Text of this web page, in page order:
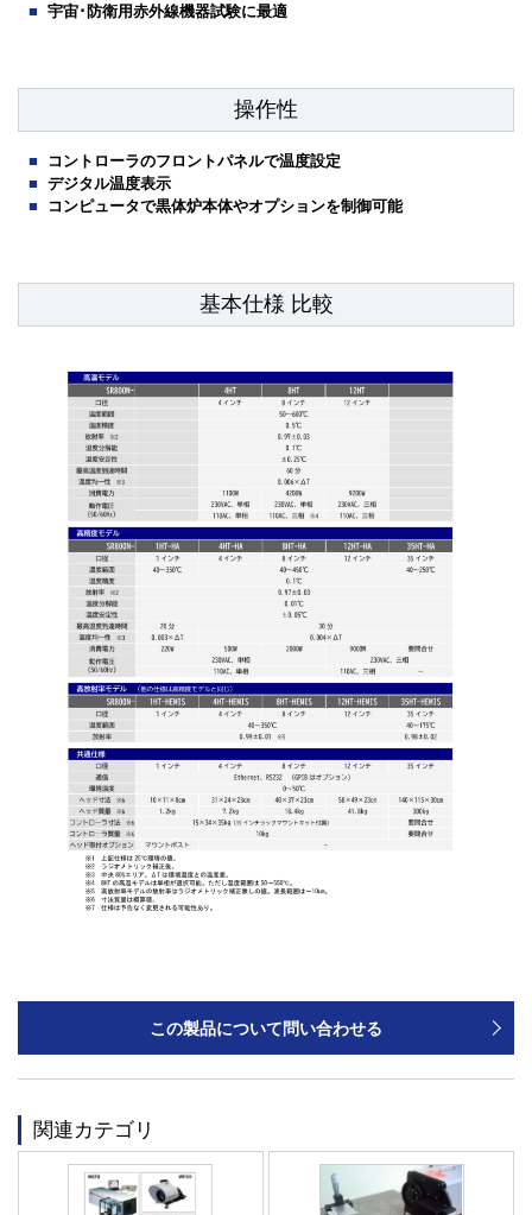
宇宙･防衛用赤外線機器試験に最適
操作性
コントローラのフロントパネルで温度設定
デジタル温度表示
コンピュータで黒体炉本体やオプションを制御可能
基本仕様 比較
この製品について問い合わせる
関連カテゴリ